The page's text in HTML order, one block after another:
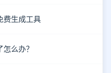
费生成工具
么办？